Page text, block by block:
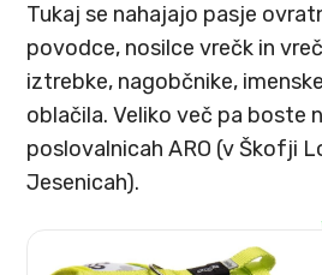
Tukaj se nahajajo pasje
povodce, nosilce vrečk in
iztrebke, nagobčnike,
oblačila. Veliko več pa boste
poslovalnicah ARO (v Škofji
Jesenicah).